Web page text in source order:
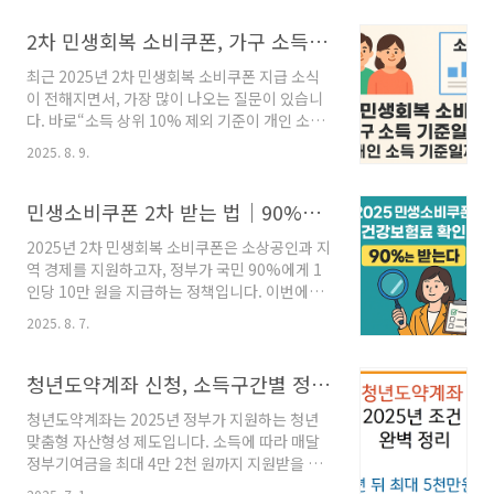
기: 9월 22일부터 순차 지급 예정대상: 건강보험
료를 기준으로 국민 약 90%에게 1인당 10만원
핵심: 상위 10% 제외 기준액, 1인가구·맞벌이
특례, 고액 자산 제외 검토최종 기준 발표: 9월 10
일 전후 예정1) 이번 2차, 무엇이 달라지나건강보
험료(본인부담) 가구 합산액을 기본 잣대로 논의
검토(재산세 과표·금융소득)산정..
2차 민생회복 소비쿠폰, 가구 소득 기준일까 개인 소득 기준일까? 상위 10% 제외 기준
최근 2025년 2차 민생회복 소비쿠폰 지급 소식
이 전해지면서, 가장 많이 나오는 질문이 있습니
다. 바로“소득 상위 10% 제외 기준이 개인 소득
인지, 가구 소득인지”입니다. 언론 보도와 지자체
안내가 제각각이라 혼란스러운 분들이 많지만,
합한 결과, 결론은 ‘가구 단위 소득(건강보험료
니라 가구원 전체의 건강보험료를 합산해 상위
10% 여부를 판정합니다. 그렇기 때문에 가족 중
한 명이 고소득자더라도, 가구 합산액이 상위
10% 미만이면 가구원 전원이 지급 대상이 될 수
소비쿠폰은 경기 회복과 서민 생활 안정을 위..
2025. 8. 9.
민생소비쿠폰 2차 받는 법｜90%는 받는다! 건강보험료 기준표 확인하세요
2025년 2차 민생회복 소비쿠폰은 소상공인과 지
역 경제를 지원하고자, 정부가 국민 90%에게 1
인당 10만 원을 지급하는 정책입니다. 이번에는
특히 건강보험료 기준으로 소득 상위 10%는 제
외되며, 신청 방식, 대상 조건, 사용 기한 등을 반
2025년 9월 22일(월) ~ 10월 31일(금)지급 금
액: 1인당 10만 원※ 1차와 합산 시 최대 55만 원
까지 가능지원 대상: 소득 상위 10%를 제외한 전
체 국민의 약 90%사용 기한: 2025년 11월 30일
(이후 잔액 자동 소멸)신청 방식: 반드시 별도 신
2025. 8. 7.
청년도약계좌 신청, 소득구간별 정부지원금 계산법 (월 납입액별 수익표 정리)
청년도약계좌는 2025년 정부가 지원하는 청년
맞춤형 자산형성 제도입니다. 소득에 따라 매달
정부기여금을 최대 4만 2천 원까지 지원받을 수